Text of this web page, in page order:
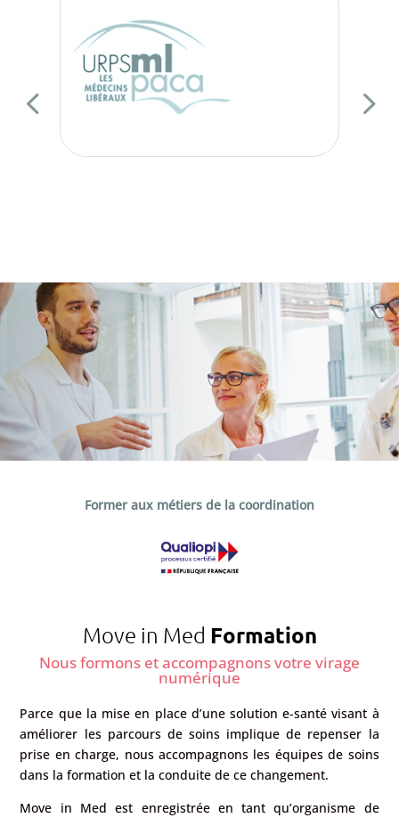
Former aux métiers de la coordination
Move in Med Formation
Nous formons et accompagnons votre virage
numérique
Parce que la mise en place d’une solution e-santé visant à
améliorer les parcours de soins implique de repenser la
prise en charge, nous accompagnons les équipes de soins
dans la formation et la conduite de ce changement.
Move in Med est enregistrée en tant qu’organisme de